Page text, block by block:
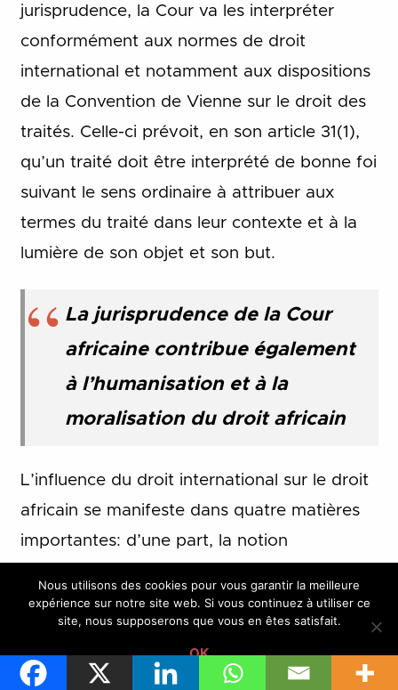
jurisprudence, la Cour va les interpréter
conformément aux normes de droit
international et notamment aux dispositions
de la Convention de Vienne sur le droit des
traités. Celle-ci prévoit, en son article 31(1),
qu’un traité doit être interprété de bonne foi
suivant le sens ordinaire à attribuer aux
termes du traité dans leur contexte et à la
lumière de son objet et son but.
La jurisprudence de la Cour
africaine contribue également
à l’humanisation et à la
moralisation du droit africain
L’influence du droit international sur le droit
africain se manifeste dans quatre matières
importantes: d’une part, la notion
responsabilité internationale de l’État, et
d’autre part, l’institution d’un organe
électoral indépendant et impartial et les
Nous utilisons des cookies pour vous garantir la meilleure
expérience sur notre site web. Si vous continuez à utiliser ce
site, nous supposerons que vous en êtes satisfait.
OK